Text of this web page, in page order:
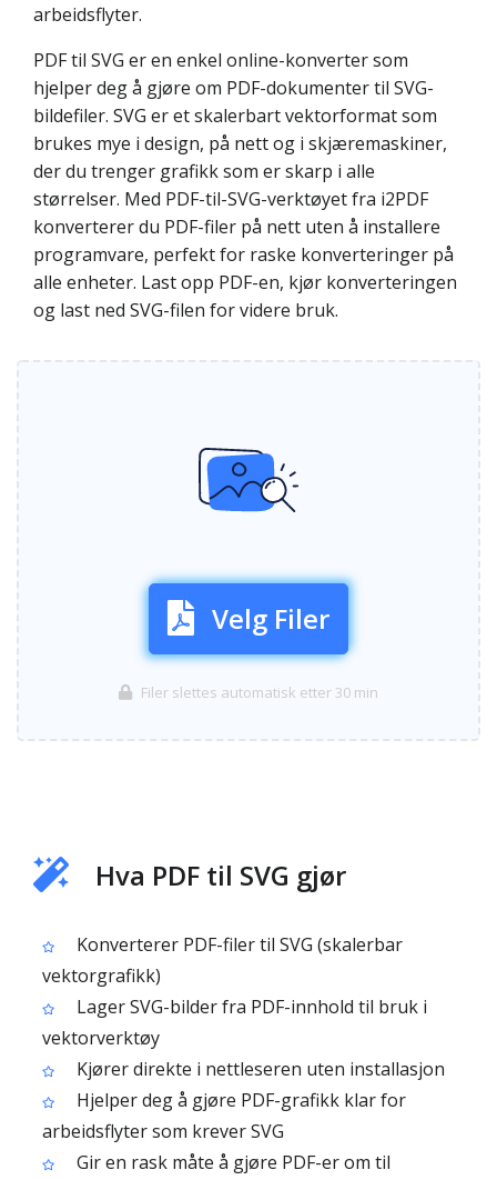
arbeidsflyter.
PDF til SVG er en enkel online-konverter som
hjelper deg å gjøre om PDF-dokumenter til SVG-
bildefiler. SVG er et skalerbart vektorformat som
brukes mye i design, på nett og i skjæremaskiner,
der du trenger grafikk som er skarp i alle
størrelser. Med PDF-til-SVG-verktøyet fra i2PDF
konverterer du PDF-filer på nett uten å installere
programvare, perfekt for raske konverteringer på
alle enheter. Last opp PDF-en, kjør konverteringen
og last ned SVG-filen for videre bruk.
Velg Filer
Filer slettes automatisk etter 30 min
Hva PDF til SVG gjør
Konverterer PDF-filer til SVG (skalerbar
vektorgrafikk)
Lager SVG-bilder fra PDF-innhold til bruk i
vektorverktøy
Kjører direkte i nettleseren uten installasjon
Hjelper deg å gjøre PDF-grafikk klar for
arbeidsflyter som krever SVG
Gir en rask måte å gjøre PDF-er om til